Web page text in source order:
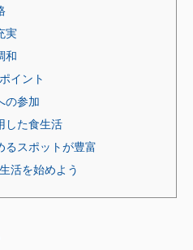
実
和
イント
の参加
した食生活
るスポットが豊富
活を始めよう